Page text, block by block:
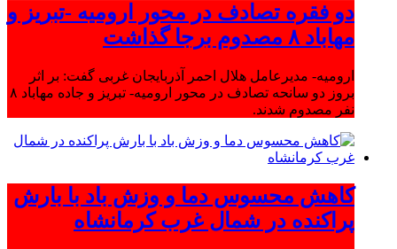
دو فقره تصادف در محور ارومیه -تبریز و
مهاباد ۸ مصدوم برجا گذاشت
ارومیه- مدیرعامل هلال احمر آذربایجان غربی گفت: بر اثر
بروز دو سانحه تصادف در محور ارومیه- تبریز و جاده مهاباد ۸
نفر مصدوم شدند.
کاهش محسوس دما و وزش باد با بارش
پراکنده در شمال غرب کرمانشاه